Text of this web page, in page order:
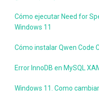
Cómo ejecutar Need for
Windows 11
Cómo instalar Qwen Code
Error InnoDB en MySQL
Windows 11. Como